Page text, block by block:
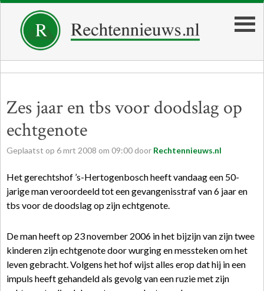
Zes jaar en tbs voor doodslag op
echtgenote
Geplaatst op 6mrt 2008 om 09:00 door Rechtennieuws.nl
Het gerechtshof ’s-Hertogenbosch heeft vandaag een 50-
jarige man veroordeeld tot een gevangenisstraf van 6 jaar en
tbs voor de doodslag op zijn echtgenote.
De man heeft op 23 november 2006 in het bijzijn van zijn twee
kinderen zijn echtgenote door wurging en messteken om het
leven gebracht. Volgens het hof wijst alles erop dat hij in een
impuls heeft gehandeld als gevolg van een ruzie met zijn